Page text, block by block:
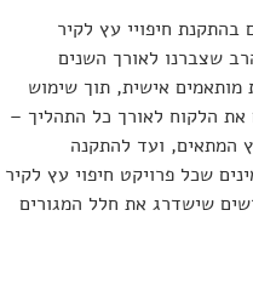
חיפויי עץ לקיר
שצברנו לאורך השנים
מותאמים אישית, תוך שימוש
את הלקוח לאורך כל התהליך –
המתאים, ועד להתקנה
שכל פרויקט חיפוי עץ לקיר
שישדרג את חלל המגורים